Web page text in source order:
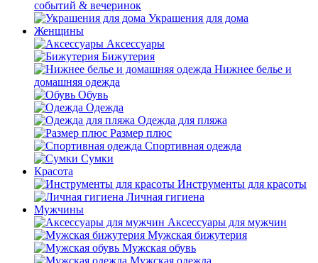
событий & вечеринок
Украшения для дома
Женщины
Аксессуары
Бижутерия
Нижнее белье и
домашняя одежда
Обувь
Одежда
Одежда для пляжа
Размер плюс
Спортивная одежда
Сумки
Красота
Инструменты для красоты
Личная гигиена
Мужчины
Аксессуары для мужчин
Мужская бижутерия
Мужская обувь
Мужская одежда